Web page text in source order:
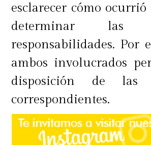
esclarecer cómo
determinar las
responsabilidades. Por
ambos involucrados
disposición de las
correspondientes.